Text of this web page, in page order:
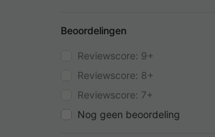
Beoordelingen
Reviewscore: 9+
Reviewscore: 8+
Reviewscore: 7+
Nog geen beoordeling